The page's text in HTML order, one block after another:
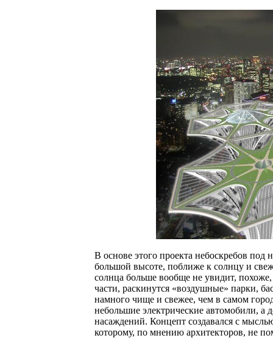
В основе этого проекта небоскребов под
большой высоте, поближе к солнцу и
солнца больше вообще не увидит,
части, раскинутся «воздушные» парки,
намного чище и свежее, чем в самом
небольшие электрические автомобили, а
насаждений. Концепт создавался с
которому, по мнению архитекторов, не